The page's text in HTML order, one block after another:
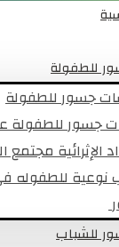
للطفولة
جسور للطفولة
جسور للطفولة
الإثرائية مجتمع
نوعية
للشباب